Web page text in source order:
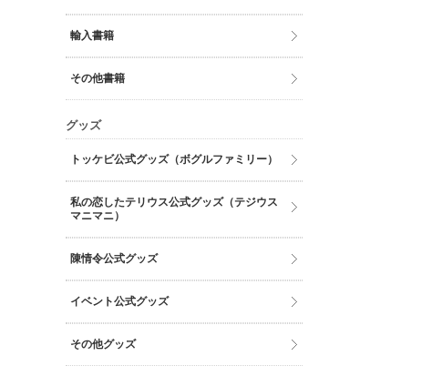
輸入書籍
その他書籍
グッズ
トッケビ公式グッズ（ボグルファミリー）
私の恋したテリウス公式グッズ（テジウス
マニマニ）
陳情令公式グッズ
イベント公式グッズ
その他グッズ